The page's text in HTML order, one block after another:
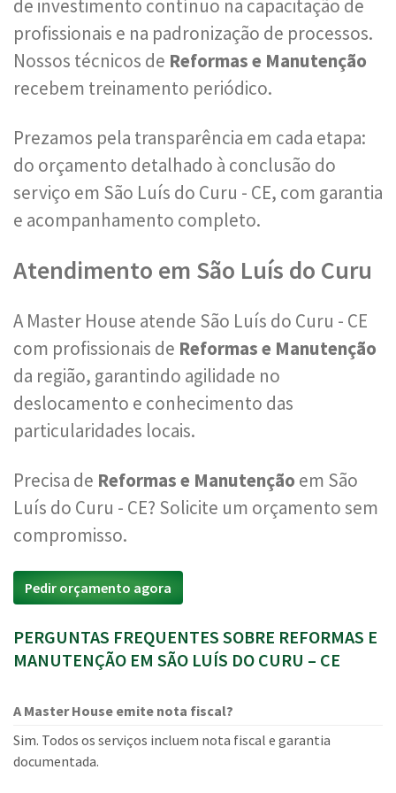
de investimento contínuo na capacitação de
profissionais e na padronização de processos.
Nossos técnicos de Reformas e Manutenção
recebem treinamento periódico.
Prezamos pela transparência em cada etapa:
do orçamento detalhado à conclusão do
serviço em São Luís do Curu - CE, com garantia
e acompanhamento completo.
Atendimento em São Luís do Curu
A Master House atende São Luís do Curu - CE
com profissionais de Reformas e Manutenção
da região, garantindo agilidade no
deslocamento e conhecimento das
particularidades locais.
Precisa de Reformas e Manutenção em São
Luís do Curu - CE? Solicite um orçamento sem
compromisso.
Pedir orçamento agora
PERGUNTAS FREQUENTES SOBRE REFORMAS E
MANUTENÇÃO EM SÃO LUÍS DO CURU – CE
A Master House emite nota fiscal?
Sim. Todos os serviços incluem nota fiscal e garantia
documentada.